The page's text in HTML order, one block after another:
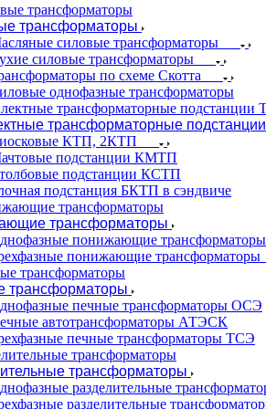
трансформаторы
силовые трансформаторы
силовые трансформаторы
по схеме Скотта
однофазные трансформаторы
трансформаторные
КТП, 2КТП
подстанции КМТП
подстанции КСТП
подстанция БКТП в сэндвиче
трансформаторы
понижающие трансформаторы
понижающие трансформаторы
трансформаторы
печные трансформаторы ОСЭ
автотрансформаторы АТЭСК
печные трансформаторы ТСЭ
трансформаторы
разделительные
разделительные